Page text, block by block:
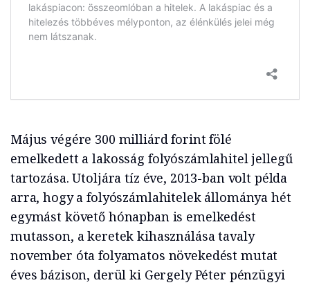
Május végére 300 milliárd forint fölé
emelkedett a lakosság folyószámlahitel jellegű
tartozása. Utoljára tíz éve, 2013-ban volt példa
arra, hogy a folyószámlahitelek állománya hét
egymást követő hónapban is emelkedést
mutasson, a keretek kihasználása tavaly
november óta folyamatos növekedést mutat
éves bázison, derül ki Gergely Péter pénzügyi